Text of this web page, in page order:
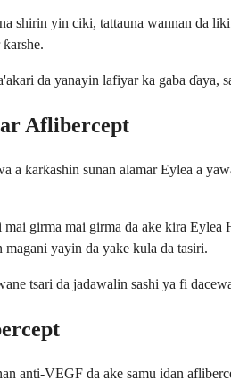
shirin yin ciki, tattauna wannan da
da yanayin lafiyar ka gaba ɗaya,
Aflibercept
a ƙarƙashin sunan alamar Eylea a
girma mai girma da ake kira Eylea
magani yayin da yake kula da tasiri.
tsari da jadawalin sashi ya fi
anti-VEGF da ake samu idan